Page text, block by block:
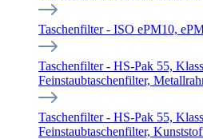
Taschenfilter - ISO ePM10,
Taschenfilter - HS-Pak 55,
Feinstaubtaschenfilter,
Taschenfilter - HS-Pak 55,
Feinstaubtaschenfilter,